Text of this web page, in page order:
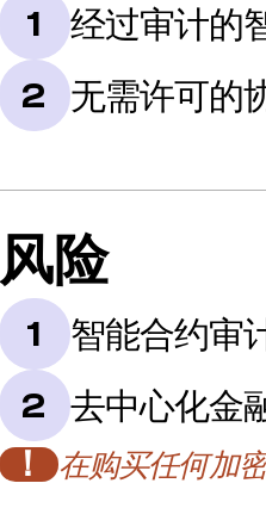
1 经过审计的
2 无需许可的
风险
1 智能合约审
2 去中心化金
！ 在购买任何加